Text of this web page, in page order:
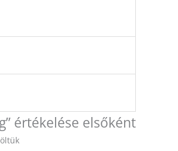
értékelése elsőként